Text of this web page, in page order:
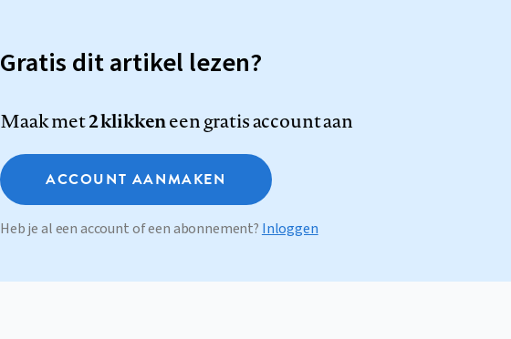
Gratis dit artikel lezen?
Maak met2 klikkeneen gratis account aan
ACCOUNT AANMAKEN
Heb je al een account of een abonnement? Inloggen